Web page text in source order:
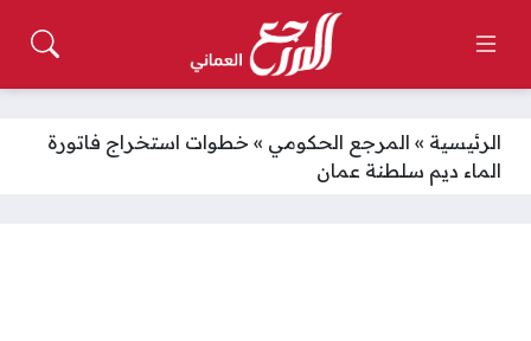
الرئيسية » المرجع الحكومي » خطوات استخراج فاتورة
الماء ديم سلطنة عمان